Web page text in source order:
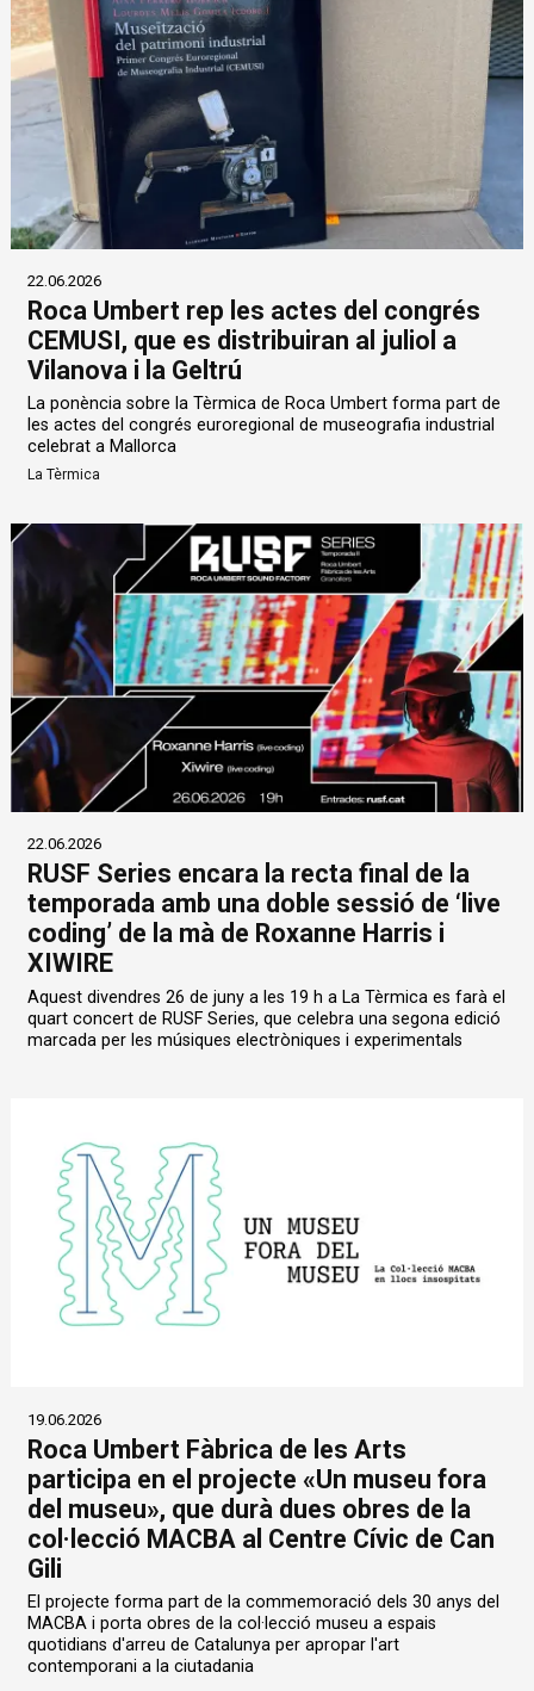
22.06.2026
Roca Umbert rep les actes del congrés
CEMUSI, que es distribuiran al juliol a
Vilanova i la Geltrú
La ponència sobre la Tèrmica de Roca Umbert forma part de
les actes del congrés euroregional de museografia industrial
celebrat a Mallorca
La Tèrmica
22.06.2026
RUSF Series encara la recta final de la
temporada amb una doble sessió de ‘live
coding’ de la mà de Roxanne Harris i
XIWIRE
Aquest divendres 26 de juny a les 19 h a La Tèrmica es farà el
quart concert de RUSF Series, que celebra una segona edició
marcada per les músiques electròniques i experimentals
19.06.2026
Roca Umbert Fàbrica de les Arts
participa en el projecte «Un museu fora
del museu», que durà dues obres de la
col·lecció MACBA al Centre Cívic de Can
Gili
El projecte forma part de la commemoració dels 30 anys del
MACBA i porta obres de la col·lecció museu a espais
quotidians d'arreu de Catalunya per apropar l'art
contemporani a la ciutadania